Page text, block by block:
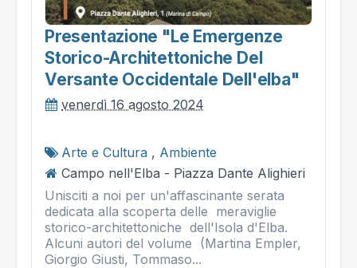
Presentazione "le Emergenze
Storico-Architettoniche Del
Versante Occidentale Dell'elba"
venerdì 16 agosto 2024
Arte e Cultura , Ambiente
Campo nell'Elba - Piazza Dante Alighieri
Unisciti a noi per un'affascinante serata
dedicata alla scoperta delle meraviglie
storico-architettoniche dell'Isola d'Elba.
Alcuni autori del volume (Martina Empler,
Giorgio Giusti, Tommaso...